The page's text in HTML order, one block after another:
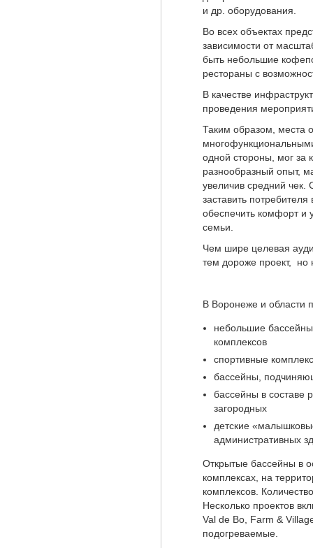
и др. оборудования.
Во всех объектах
зависимости от
быть небольшие
рестораны с
В качестве
проведения
Таким образом, места
одной стороны, мог за
разнообразный опыт,
увеличив средний чек.
заставить
обеспечить комфорт и
семьи.
Чем шире целевая
тем дороже проект, но
В Воронеже и области
небольшие
комплексов
спортивные
бассейны,
бассейны в составе
загородных
детские
административных
Открытые бассейны в
комплексах, на
комплексов.
Несколько проектов
Val de Bo, Farm &
подогреваемые.